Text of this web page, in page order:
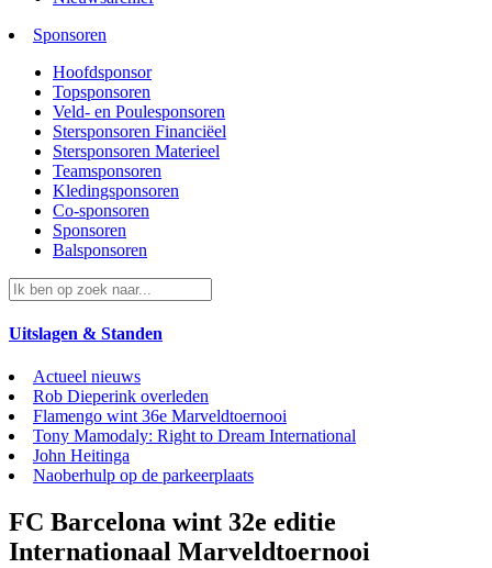
Sponsoren
Hoofdsponsor
Topsponsoren
Veld- en Poulesponsoren
Stersponsoren Financiëel
Stersponsoren Materieel
Teamsponsoren
Kledingsponsoren
Co-sponsoren
Sponsoren
Balsponsoren
Uitslagen & Standen
Actueel nieuws
Rob Dieperink overleden
Flamengo wint 36e Marveldtoernooi
Tony Mamodaly: Right to Dream International
John Heitinga
Naoberhulp op de parkeerplaats
FC Barcelona wint 32e editie
Internationaal Marveldtoernooi